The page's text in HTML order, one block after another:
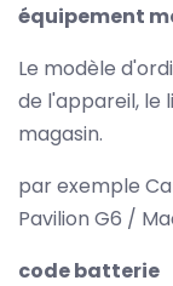
équipement
Le modèle
de l'appareil, le
magasin.
par exemple
Pavilion G6 /
code batterie